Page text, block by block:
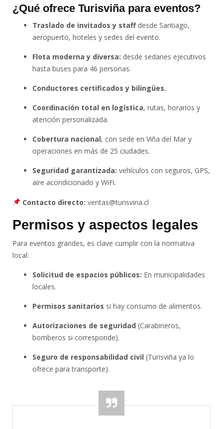
¿Qué ofrece Turisviña para eventos?
Traslado de invitados y staffdesde Santiago,
aeropuerto, hoteles y sedes del evento.
Flota moderna y diversa: desde sedanes ejecutivos
hasta buses para 46 personas.
Conductores certificados y bilingües.
Coordinación total en logística, rutas, horarios y
atención personalizada.
Cobertura nacional, con sede en Viña del Mar y
operaciones en más de 25 ciudades.
Seguridad garantizada: vehículos con seguros, GPS,
aire acondicionado y WiFi.
Contacto directo: ventas@turisvina.cl
Permisos y aspectos legales
Para eventos grandes, es clave cumplir con la normativa
local:
Solicitud de espacios públicos: En municipalidades
locales.
Permisos sanitarios si hay consumo de alimentos.
Autorizaciones de seguridad (Carabineros,
bomberos si corresponde).
Seguro de responsabilidad civil (Turisviña ya lo
ofrece para transporte).